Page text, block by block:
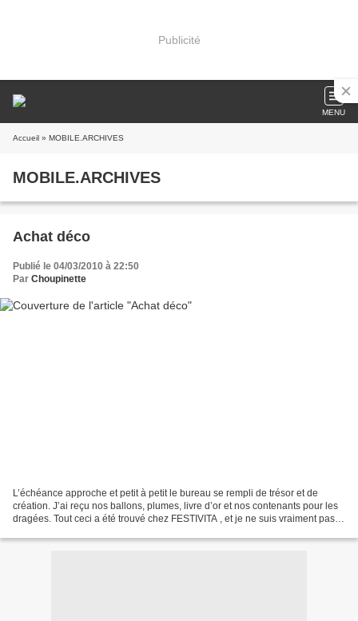
Publicité
MENU
Accueil » MOBILE.ARCHIVES
MOBILE.ARCHIVES
Achat déco
Publié le 04/03/2010 à 22:50
Par Choupinette
L’échéance approche et petit à petit le bureau se rempli de trésor et de
création. J’ai reçu nos ballons, plumes, livre d’or et nos contenants pour les
dragées. Tout ceci a été trouvé chez FESTIVITA , et je ne suis vraiment pas